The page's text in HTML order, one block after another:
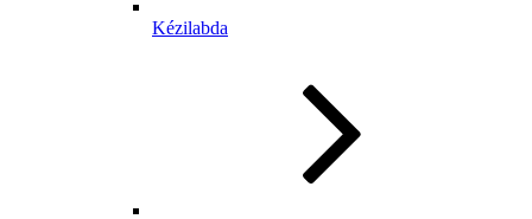
Kézilabda